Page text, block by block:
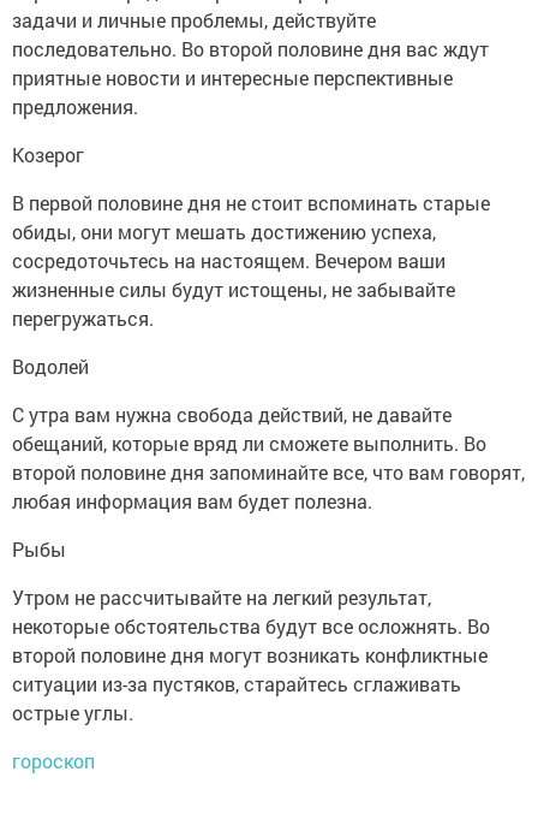
задачи и личные проблемы, действуйте
последовательно. Во второй половине дня вас ждут
приятные новости и интересные перспективные
предложения.
Козерог
В первой половине дня не стоит вспоминать старые
обиды, они могут мешать достижению успеха,
сосредоточьтесь на настоящем. Вечером ваши
жизненные силы будут истощены, не забывайте
перегружаться.
Водолей
С утра вам нужна свобода действий, не давайте
обещаний, которые вряд ли сможете выполнить. Во
второй половине дня запоминайте все, что вам говорят,
любая информация вам будет полезна.
Рыбы
Утром не рассчитывайте на легкий результат,
некоторые обстоятельства будут все осложнять. Во
второй половине дня могут возникать конфликтные
ситуации из-за пустяков, старайтесь сглаживать
острые углы.
гороскоп